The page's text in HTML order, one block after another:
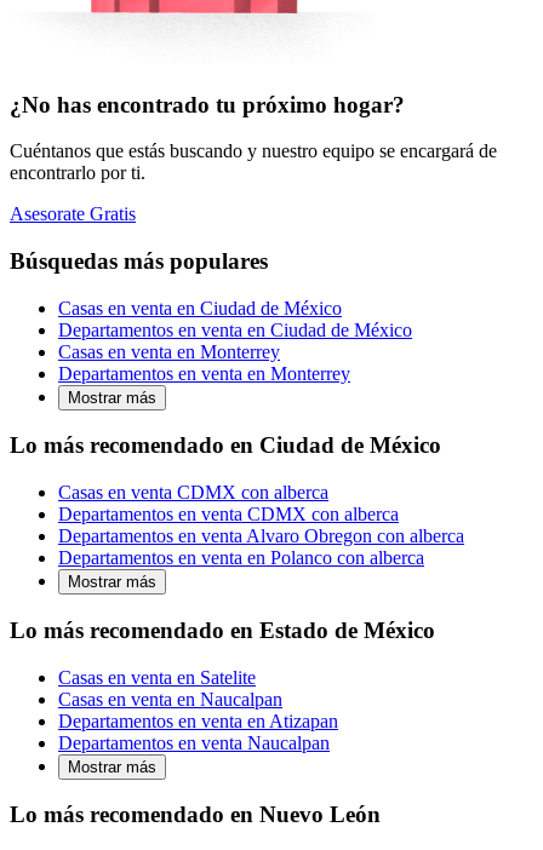
¿No has encontrado tu próximo hogar?
Cuéntanos que estás buscando y nuestro equipo se encargará de
encontrarlo por ti.
Asesorate Gratis
Búsquedas más populares
Casas en venta en Ciudad de México
Departamentos en venta en Ciudad de México
Casas en venta en Monterrey
Departamentos en venta en Monterrey
Mostrar más
Lo más recomendado en Ciudad de México
Casas en venta CDMX con alberca
Departamentos en venta CDMX con alberca
Departamentos en venta Alvaro Obregon con alberca
Departamentos en venta en Polanco con alberca
Mostrar más
Lo más recomendado en Estado de México
Casas en venta en Satelite
Casas en venta en Naucalpan
Departamentos en venta en Atizapan
Departamentos en venta Naucalpan
Mostrar más
Lo más recomendado en Nuevo León